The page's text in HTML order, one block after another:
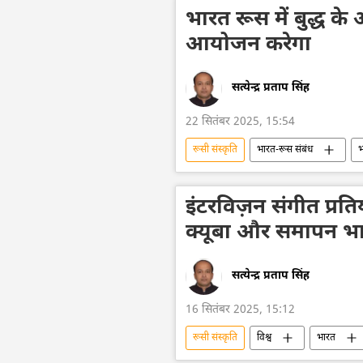
भारत रूस में बुद्ध के
आयोजन करेगा
सत्येन्द्र प्रताप सिंह
22 सितंबर 2025, 15:54
रूसी संस्कृति भारत-रूस संबंध
बौद्ध धर्म
तिब्बती बौद्ध धर्म
संस्कृति संरक्षण
भारतीय संस्कृति
इंटरविज़न संगीत
क्यूबा और समापन
सत्येन्द्र प्रताप सिंह
16 सितंबर 2025, 15:12
रूसी संस्कृति विश्व भारत